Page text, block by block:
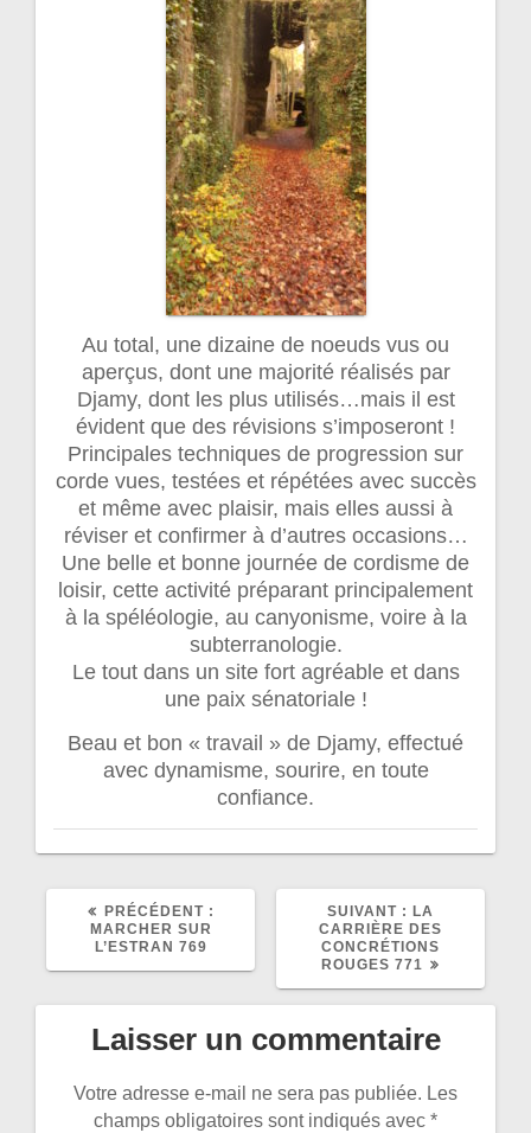
Au total, une dizaine de noeuds vus ou
aperçus, dont une majorité réalisés par
Djamy, dont les plus utilisés…mais il est
évident que des révisions s’imposeront !
Principales techniques de progression sur
corde vues, testées et répétées avec succès
et même avec plaisir, mais elles aussi à
réviser et confirmer à d’autres occasions…
Une belle et bonne journée de cordisme de
loisir, cette activité préparant principalement
à la spéléologie, au canyonisme, voire à la
subterranologie.
Le tout dans un site fort agréable et dans
une paix sénatoriale !
Beau et bon « travail » de Djamy, effectué
avec dynamisme, sourire, en toute
confiance.
PRÉCÉDENT :
MARCHER SUR
L’ESTRAN 769
SUIVANT : ARTICLE
SUIVANT
:
LA
CARRIÈRE DES
CONCRÉTIONS
ROUGES 771
Laisser un commentaire
Votre adresse e-mail ne sera pas publiée. Les
champs obligatoires sont indiqués avec *